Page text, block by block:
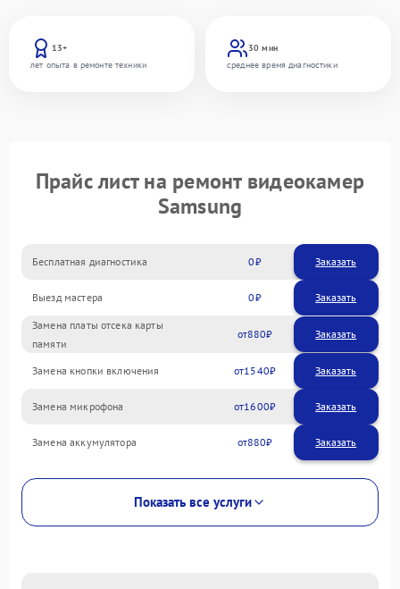
13+
лет опыта в ремонте техники
30 мин
среднее время диагностики
Прайс лист на ремонт видеокамер
Samsung
Бесплатная диагностика 0 Заказать
Выезд мастера 0 Заказать
Замена платы отсека карты
памяти
880
Замена кнопки включения 1540
Замена микрофона 1600
Замена аккумулятора 880
Показать все услуги